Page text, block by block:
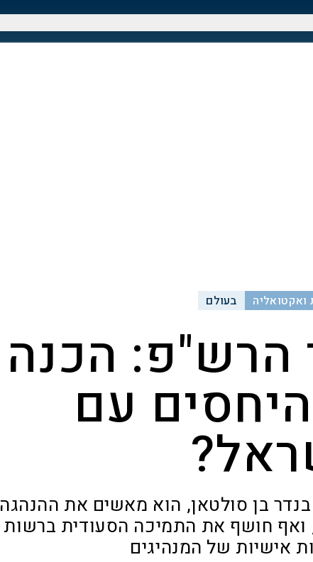
ואקטואליה בעולם
הרש"פ: הכנה
עם
בנדר בן סולטאן, הוא מאשים את ההנהגה
ואף חושף את התמיכה הסעודית ברשות
אישיות של המנהיגים